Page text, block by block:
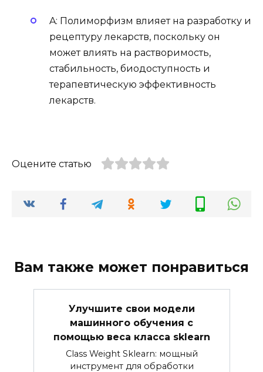
A: Полиморфизм влияет на разработку и
рецептуру лекарств, поскольку он
может влиять на растворимость,
стабильность, биодоступность и
терапевтическую эффективность
лекарств.
Оцените статью
Вам также может понравиться
Улучшите свои модели
машинного обучения с
помощью веса класса sklearn
Class Weight Sklearn: мощный
инструмент для обработки